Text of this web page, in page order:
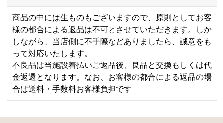
商品の中には生ものもございますので、原則としてお客
様の都合による返品は不可とさせていただきます。しか
しながら、当店側に不手際などありましたら、誠意をも
って対応いたします。
不良品は当施設着払いご返品後、良品と交換もしくは代
金返還となります。なお、お客様の都合による返品の場
合は送料・手数料お客様負担です